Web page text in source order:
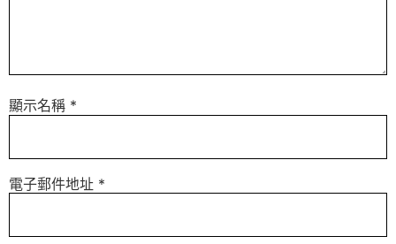
顯示名稱 *
電子郵件地址 *